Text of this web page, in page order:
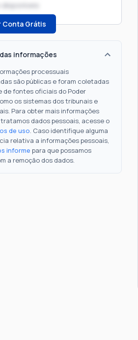
disponíveis
Conta Grátis
informações
processuais
são públicas e foram coletadas
de fontes oficiais do Poder
os sistemas dos tribunais e
Para obter mais informações
dados pessoais, acesse o
de uso. Caso identifique alguma
relativa a informações pessoais,
informe para que possamos
a remoção dos dados.